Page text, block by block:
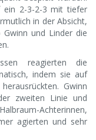
ein 2-3-2-3 mit tiefer
in der Absicht,
und Linder die
reagierten die
indem sie auf
Gwinn
zweiten Linie und
Achterinnen,
agierten und sehr